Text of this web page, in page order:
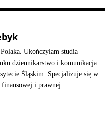
Ukończyłam studia
dziennikarstwo i komunikacja
Śląskim. Specjalizuje się w
finansowej i prawnej.